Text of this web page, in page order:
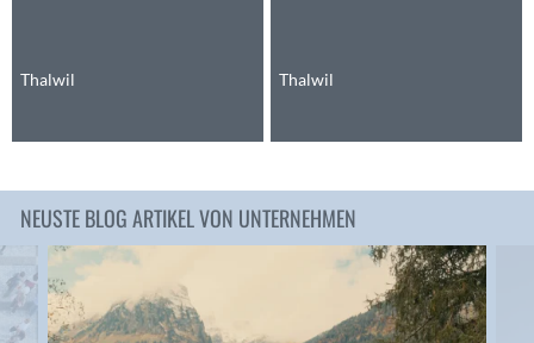
Bassersdorf
Bendern
Bern
Bern - Liebefeld
Bern 15
Thalwil Thalwil
NEUSTE BLOG ARTIKEL VON UNTERNEHMEN